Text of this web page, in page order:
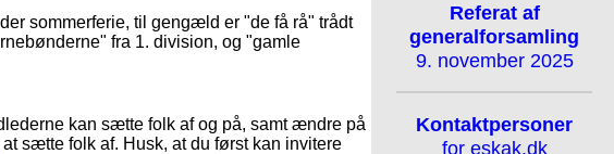
sommerferie, til gengæld er "de få rå" trådt
fra 1. division, og "gamle
kan sætte folk af og på, samt ændre på
sætte folk af. Husk, at du først kan invitere
Referat af
generalforsamling
9. november 2025
Kontaktpersoner
for eskak.dk